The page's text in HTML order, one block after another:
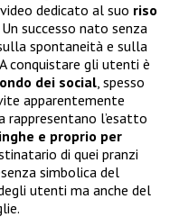
dedicato al suo riso
Un successo nato senza
spontaneità e sulla
conquistare gli utenti è
dei social , spesso
apparentemente
rappresentano l’esatto
e proprio per
di quei pranzi
simbolica del
utenti ma anche del